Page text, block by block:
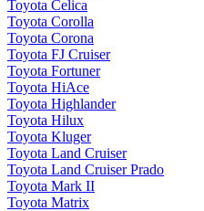
Toyota Celica
Toyota Corolla
Toyota Corona
Toyota FJ Cruiser
Toyota Fortuner
Toyota HiAce
Toyota Highlander
Toyota Hilux
Toyota Kluger
Toyota Land Cruiser
Toyota Land Cruiser Prado
Toyota Mark II
Toyota Matrix